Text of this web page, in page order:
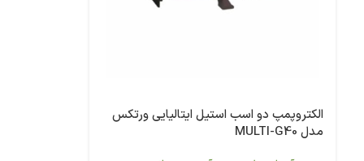
الکتروپمپ دو اسب استیل ایتالیایی ورتکس
مدل MULTI-G40